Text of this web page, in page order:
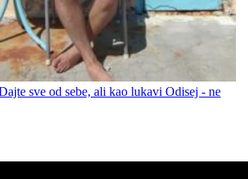
sve od sebe, ali kao lukavi Odisej - ne